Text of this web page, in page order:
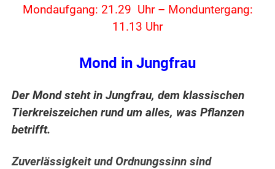
Mondaufgang: 21.29 Uhr – Monduntergang:
11.13 Uhr
Mond in Jungfrau
Der Mond steht in Jungfrau, dem klassischen
Tierkreiszeichen rund um alles, was Pflanzen
betrifft.
Zuverlässigkeit und Ordnungssinn sind